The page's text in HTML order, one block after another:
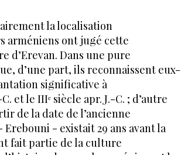
la localisation
arméniens ont jugé cette
d’Erevan. Dans une pure
d’une part, ils reconnaissent eux-
significative à
et le IIIᵉ siècle apr. J.-C. ; d’autre
de la date de l’ancienne
- existait 29 ans avant la
fait partie de la culture